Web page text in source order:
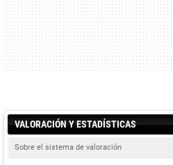
VALORACIÓN Y ESTADÍSTICAS
Sobre el sistema de valoración